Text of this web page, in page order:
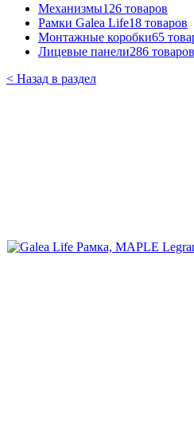
Механизмы126 товаров
Рамки Galea Life18 товаров
Монтажные коробки65
Лицевые панели286 товаров
< Назад в раздел